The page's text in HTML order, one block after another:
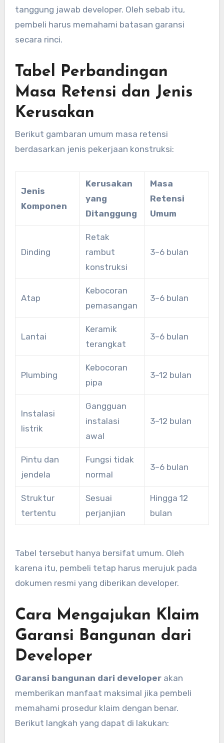
tanggung jawab developer. Oleh sebab itu,
pembeli harus memahami batasan garansi
secara rinci.
Tabel Perbandingan
Masa Retensi dan Jenis
Kerusakan
Berikut gambaran umum masa retensi
berdasarkan jenis pekerjaan konstruksi:
Jenis
Komponen
Kerusakan
yang
Ditanggung
Masa
Retensi
Umum
Dinding
Retak
rambut
konstruksi
3–6 bulan
Atap
Kebocoran
pemasangan
3–6 bulan
Lantai
Keramik
terangkat
3–6 bulan
Plumbing
Kebocoran
pipa
3–12 bulan
Instalasi
listrik
Gangguan
instalasi
awal
3–12 bulan
Pintu dan
jendela
Fungsi tidak
normal
3–6 bulan
Struktur
tertentu
Sesuai
perjanjian
Hingga 12
bulan
Tabel tersebut hanya bersifat umum. Oleh
karena itu, pembeli tetap harus merujuk pada
dokumen resmi yang diberikan developer.
Cara Mengajukan Klaim
Garansi Bangunan dari
Developer
Garansi bangunan dari developerakan
memberikan manfaat maksimal jika pembeli
memahami prosedur klaim dengan benar.
Berikut langkah yang dapat di lakukan: